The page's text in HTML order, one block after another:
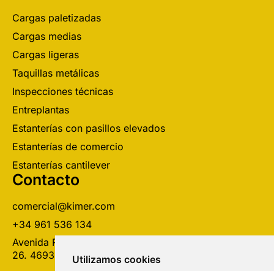
Utilizamos cookies
Utilizamos cookies
Cargas paletizadas
Cargas medias
Cargas ligeras
Taquillas metálicas
Inspecciones técnicas
Entreplantas
Estanterías con pasillos elevados
Estanterías de comercio
Estanterías cantilever
Contacto
comercial@kimer.com
+34 961 536 134
Avenida Real Monasterio Santa María de Poblet, 24,
26. 46930, Quart de Poblet (Valencia).